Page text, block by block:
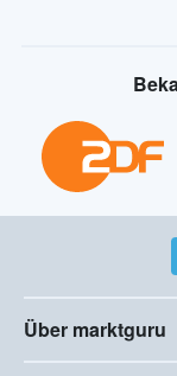
Über marktguru